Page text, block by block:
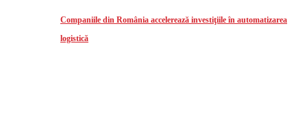
Companiile din România accelerează investiţiile în automatizarea
logistică